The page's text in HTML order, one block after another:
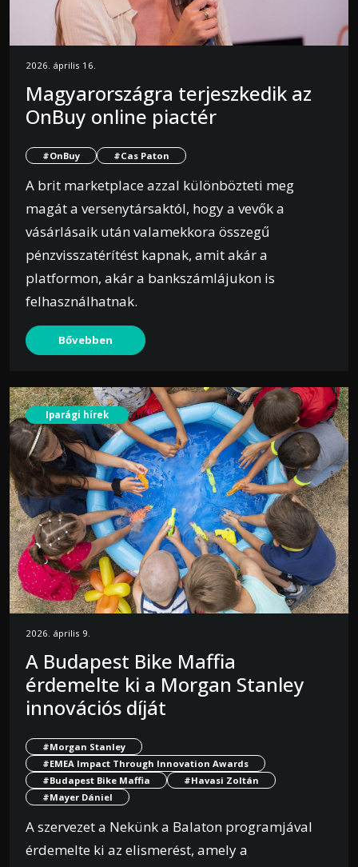
2026. április 16.
Magyarországra terjeszkedik az
OnBuy online piactér
#OnBuy #Cas Paton
A brit marketplace azzal különbözteti meg
magát a versenytársaktól, hogy a vevők a
vásárlásaik után valamekkora összegű
pénzvisszatérítést kapnak, amit akár a
platformon, akár a bankszámlájukon is
felhasználhatnak.
Bővebben
Iparági hírek
2026. április 9.
A Budapest Bike Maffia
érdemelte ki a Morgan Stanley
innovációs díját
#Morgan Stanley
#EMEA Impact Through Innovation Awards
#Budapest Bike Maffia
#Havasi Zoltán
#Mayer Dániel
A szervezet a Nekünk a Balaton programjával
érdemelte ki az elismerést, amely a